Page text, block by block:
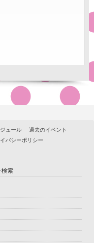
ュール
過去のイベント
バシーポリシー
検索